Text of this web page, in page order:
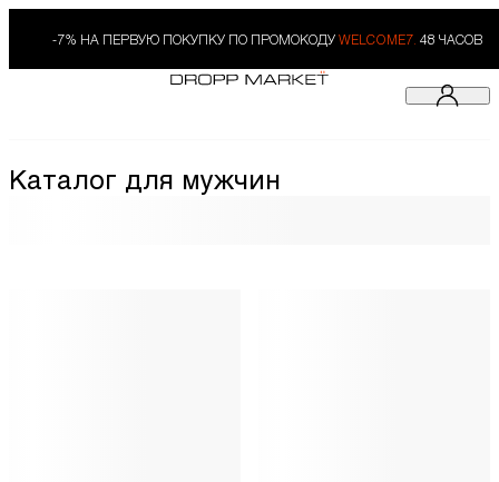
-7% НА ПЕРВУЮ ПОКУПКУ ПО ПРОМОКОДУ WELCOME7. 48 ЧАСОВ
Каталог для мужчин